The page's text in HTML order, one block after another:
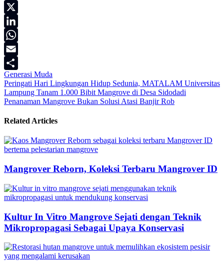
Facebook
X
LinkedIn
WhatsApp
Email
Share
Generasi Muda
Navigasi
pos
Peringati Hari Lingkungan Hidup Sedunia, MATALAM Universitas
Lampung Tanam 1.000 Bibit Mangrove di Desa Sidodadi
Penanaman Mangrove Bukan Solusi Atasi Banjir Rob
Related Articles
Mangrover Reborn, Koleksi Terbaru Mangrover ID
Kultur In Vitro Mangrove Sejati dengan Teknik
Mikropropagasi Sebagai Upaya Konservasi